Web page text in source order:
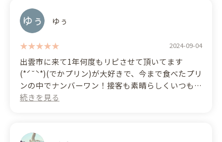
今回誕生日ケーキとしてカットケーキ買いましたが
プレート付けても1500円台と安くて驚きました
今のご時世でこんな安く買えるのはないので尚更
(笑)
ケーキもとても美味しくてレベル高かったです
美味しくて安いケーキだから出雲市民に愛される理
由がわかりました
and delicious cake shop.
ゆぅ
2024-09-04
出雲市に来て1年何度もリピさせて頂いてます
(*ˊ˘ˋ*)(でかプリン)が大好きで、今まで食べたプリ
ンの中でナンバーワン！接客も素晴らしくいつも参
考にさせて頂いています。 (Translated by Google)
love their (huge pudding) and it's the best